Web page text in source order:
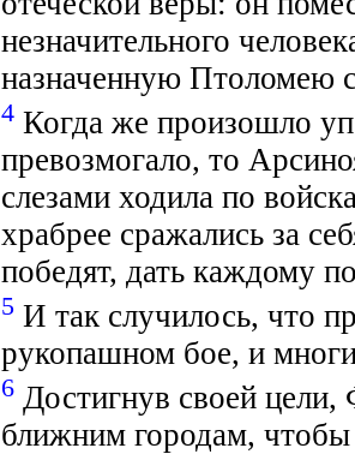
незначительного
назначенную Птоломею
4Когда же произошло
превозмогало, то
слезами ходила по
храбрее сражались за
победят, дать каждому
5И так случилось, что
рукопашном бое, и
6Достигнув своей цели,
ближним городам,